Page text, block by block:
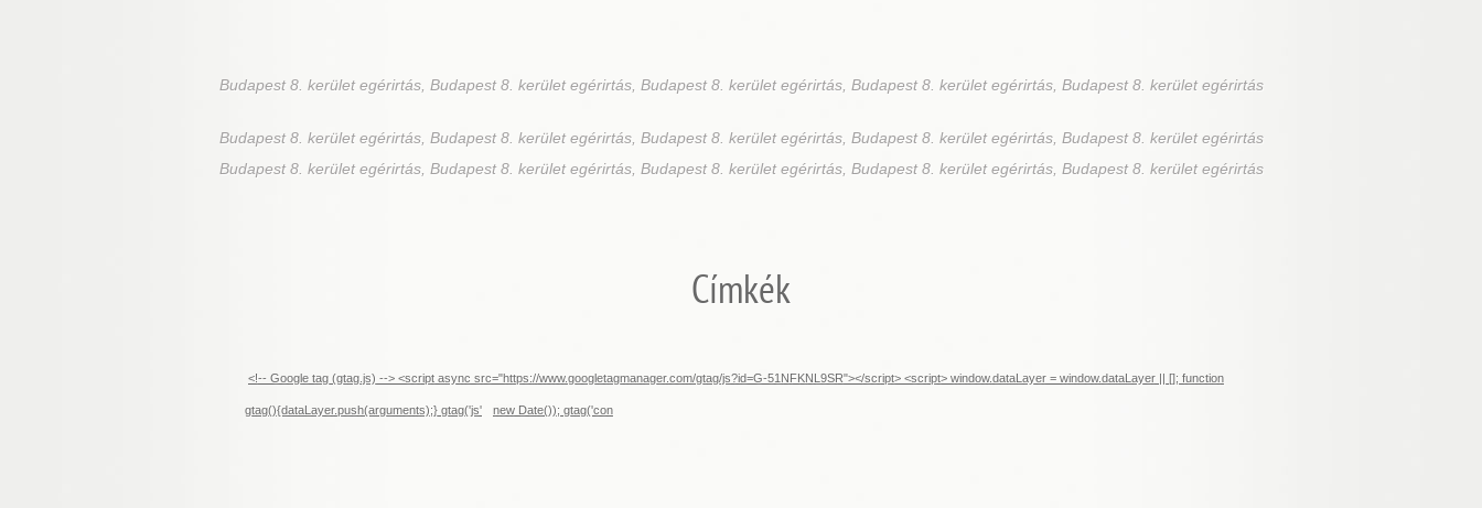
Budapest 8. kerületegérirtás, Budapest 8. kerület egérirtás, Budapest 8. kerület egérirtás, Budapest 8. kerület egérirtás, Budapest 8. kerület egérirtás
Budapest 8. kerületegérirtás, Budapest 8. kerület egérirtás, Budapest 8. kerület egérirtás, Budapest 8. kerület egérirtás, Budapest 8. kerület egérirtás
Budapest 8. kerület egérirtás, Budapest 8. kerület egérirtás, Budapest 8. kerület egérirtás, Budapest 8. kerület egérirtás, Budapest 8. kerület egérirtás
Címkék
<!-- Google tag (gtag.js) --> <script async src="https://www.googletagmanager.com/gtag/js?id=G-51NFKNL9SR"></script> <script> window.dataLayer = window.dataLayer || []; function
gtag(){dataLayer.push(arguments);} gtag('js' new Date()); gtag('con